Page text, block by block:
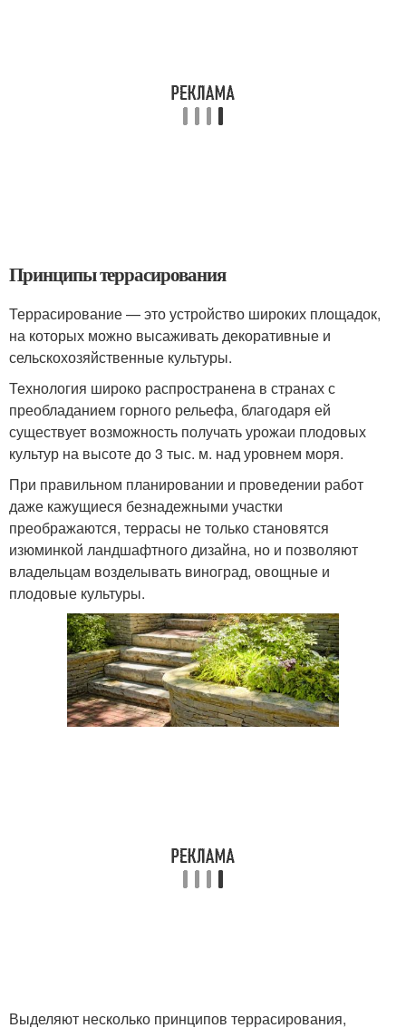
Принципы террасирования
Террасирование — это устройство широких площадок,
на которых можно высаживать декоративные и
сельскохозяйственные культуры.
Технология широко распространена в странах с
преобладанием горного рельефа, благодаря ей
существует возможность получать урожаи плодовых
культур на высоте до 3 тыс. м. над уровнем моря.
При правильном планировании и проведении работ
даже кажущиеся безнадежными участки
преображаются, террасы не только становятся
изюминкой ландшафтного дизайна, но и позволяют
владельцам возделывать виноград, овощные и
плодовые культуры.
Выделяют несколько принципов террасирования,